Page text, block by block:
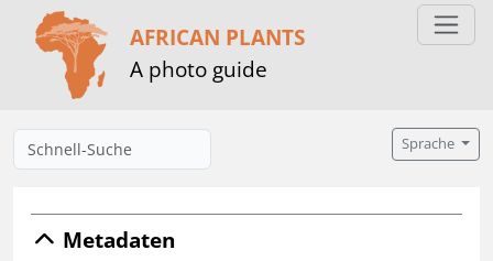
AFRICAN PLANTS
A photo guide
Sprache
Metadaten